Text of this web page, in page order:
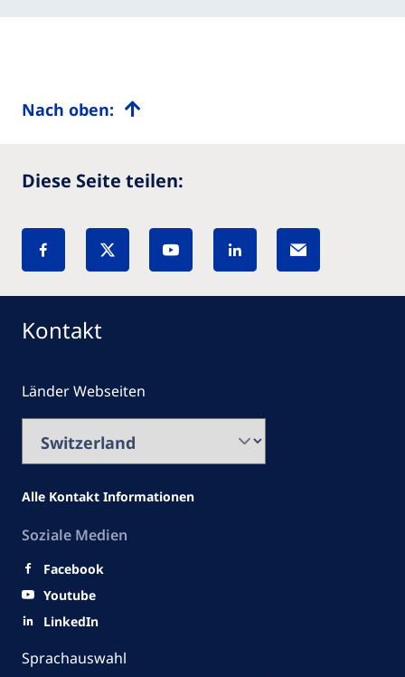
Nach oben:
Diese Seite teilen:
Kontakt
Länder Webseiten
Alle Kontakt Informationen
Soziale Medien
Facebook
Youtube
LinkedIn
Sprachauswahl